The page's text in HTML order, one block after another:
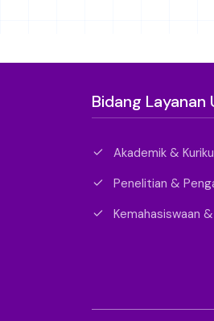
Bidang Layanan
Akademik &
Penelitian &
Kemahasiswaan